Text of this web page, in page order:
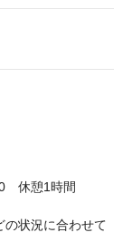
　休憩1時間
状況に合わせて